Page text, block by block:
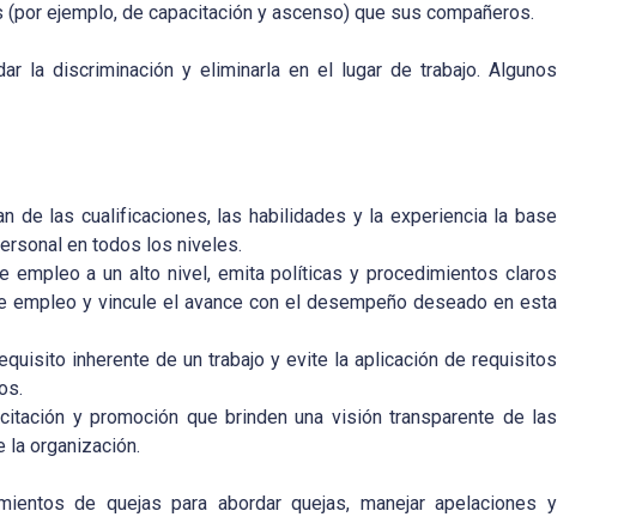
ejemplo, de capacitación y ascenso) que sus compañeros.
la discriminación y eliminarla en el lugar de trabajo. Algunos
de las cualificaciones, las habilidades y la experiencia la base
en todos los niveles.
a un alto nivel, emita políticas y procedimientos claros
y vincule el avance con el desempeño deseado en esta
inherente de un trabajo y evite la aplicación de requisitos
y promoción que brinden una visión transparente de las
la organización.
de quejas para abordar quejas, manejar apelaciones y